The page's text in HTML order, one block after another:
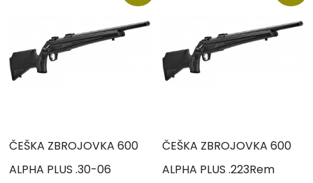
ČEŠKA ZBROJOVKA 600
ALPHA PLUS .30-06
ČEŠKA ZBROJOVKA 600
ALPHA PLUS .223Rem